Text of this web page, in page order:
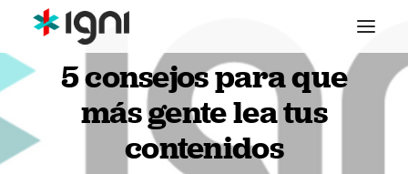
5 consejos para que
más gente lea tus
contenidos